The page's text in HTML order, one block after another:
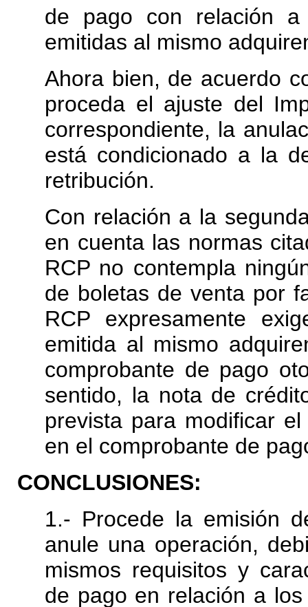
de pago con relación
emitidas al mismo
Ahora bien, de acuerdo
proceda el ajuste del
correspondiente, la
está condicionado a la
retribución.
Con relación a la
en cuenta las normas
RCP no contempla
de boletas de venta por
RCP expresamente
emitida al mismo
comprobante de pago
sentido, la nota de
prevista para modificar
en el comprobante de
CONCLUSIONES:
1.- Procede la emisión
anule una operación,
mismos requisitos y
de pago en relación a